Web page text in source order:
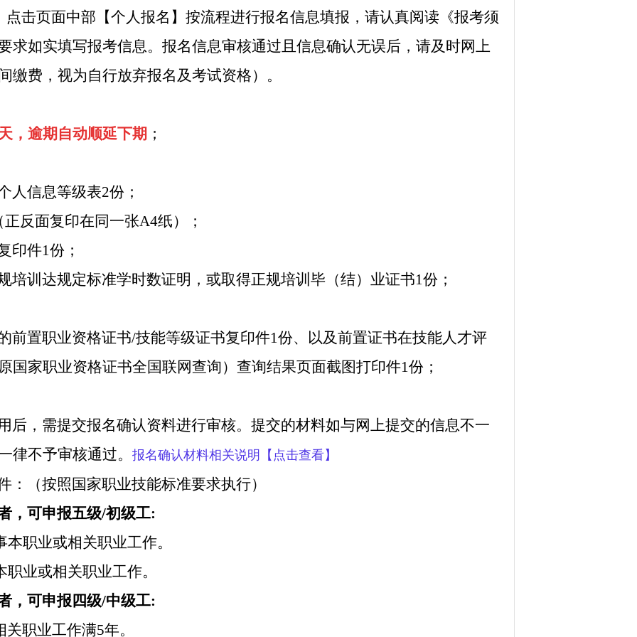
点击页面中部【个人报名】按流程进行报名信息填报，请认真阅读《报考须
求如实填写报考信息。报名信息审核通过且信息确认无误后，请及时网上
缴费，视为自行放弃报名及考试资格）。
，逾期自动顺延下期 ；
信息等级表2份；
反面复印在同一张A4纸）；
印件1份；
训达规定标准学时数证明，或取得正规培训毕（结）业证书1份；
前置职业资格证书/技能等级证书复印件1份、以及前置证书在技能人才评
国家职业资格证书全国联网查询）查询结果页面截图打印件1份；
后，需提交报名确认资料进行审核。提交的材料如与网上提交的信息不一
律不予审核通过。 报名确认材料相关说明【点击查看】
：（按照国家职业技能标准要求执行）
，可申报五级/初级工:
职业或相关职业工作。
职业或相关职业工作。
，可申报四级/中级工:
职业工作满5年。